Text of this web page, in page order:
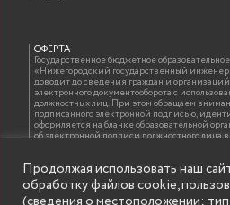
ОФЕРТА
Государственное бюджетное
«Нижегородский государственный
доводит до сведения граждан и
электронного документооборота с
должностных лиц. При этом обращаем
подписанного электронной подписью,
оформляется на бланке образовательной
об электронной подписи должностного
Продолжая использовать наш
обработку файлов cookie,